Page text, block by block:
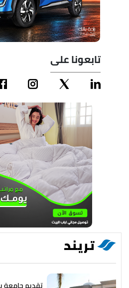
تابعونا على
تريند